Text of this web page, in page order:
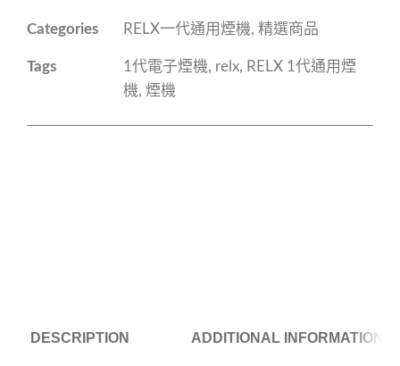
Categories RELX一代通用煙機, 精選商品
Tags 1代電子煙機, relx, RELX 1代通用煙
機, 煙機
DESCRIPTION ADDITIONAL INFORMATION